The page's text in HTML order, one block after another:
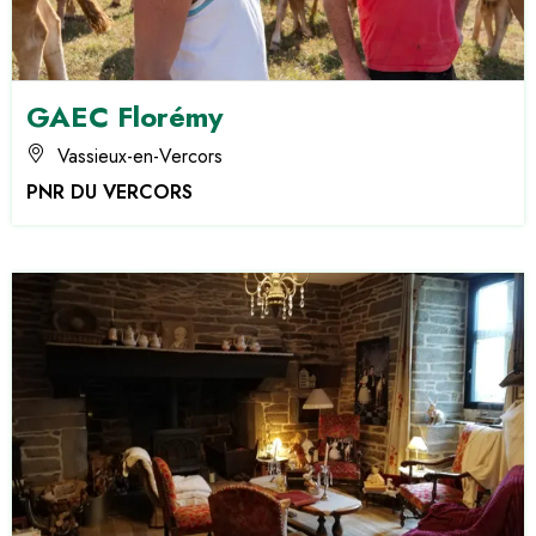
GAEC Florémy
Vassieux-en-Vercors
PNR DU VERCORS